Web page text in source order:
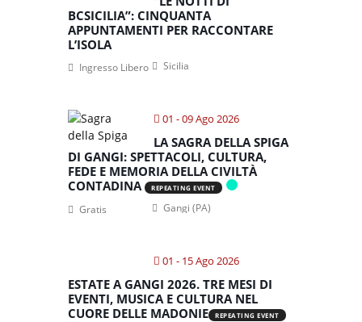
BCSICILIA”: CINQUANTA
APPUNTAMENTI PER RACCONTARE
L’ISOLA
Sicilia
Ingresso Libero
01 - 09 Ago 2026
LA SAGRA DELLA SPIGA
DI GANGI: SPETTACOLI, CULTURA,
FEDE E MEMORIA DELLA CIVILTÀ
CONTADINA
REPEATING EVENT
Gangi (PA)
Gratis
01 - 15 Ago 2026
ESTATE A GANGI 2026. TRE MESI DI
EVENTI, MUSICA E CULTURA NEL
CUORE DELLE MADONIE
REPEATING EVENT